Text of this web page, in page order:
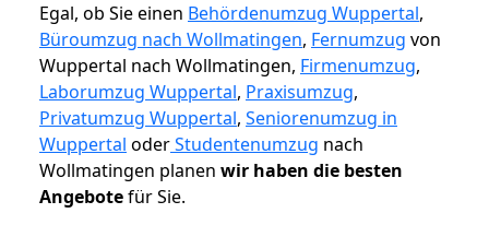
Egal, ob Sie einen Behördenumzug Wuppertal,
Büroumzug nach Wollmatingen, Fernumzug von
Wuppertal nach Wollmatingen, Firmenumzug,
Laborumzug Wuppertal, Praxisumzug,
Privatumzug Wuppertal, Seniorenumzug in
Wuppertal oderStudentenumzug nach
Wollmatingen planen wir haben die besten
Angebotefür Sie.